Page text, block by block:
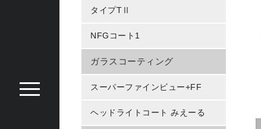
タイプTⅡ
NFGコート1
ガラスコーティング
スーパーファインビュー+FF
ヘッドライトコート みえーる